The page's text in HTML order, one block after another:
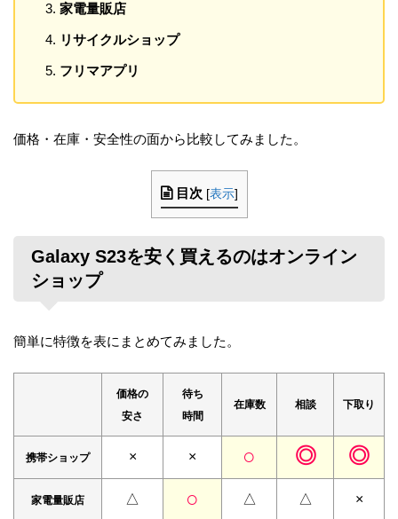
家電量販店
リサイクルショップ
フリマアプリ
価格・在庫・安全性の面から比較してみました。
目次 [表示]
Galaxy S23を安く買えるのはオンライン
ショップ
簡単に特徴を表にまとめてみました。
価格の
安さ
待ち
時間
在庫数 相談 下取り
携帯ショップ × × ○ ◎ ◎
家電量販店 △ ○ △ △ ×